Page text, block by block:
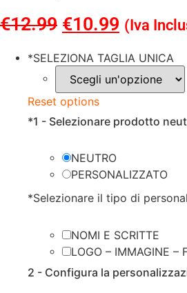
€12.99 Il
originale
era:
€12.99.
€10.99 Il
attuale
è:
€10.99.
(Iva
*SELEZIONA TAGLIA UNICA
Reset options
*1 - Selezionare prodotto
NEUTRO
PERSONALIZZATO
*Selezionare il tipo di
NOMI E SCRITTE
LOGO – IMMAGINE –
2 - Configura la